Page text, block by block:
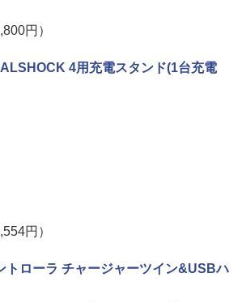
円）
4用充電スタンド(1台充電
円）
トローラ チャージャーツイン&USBハ